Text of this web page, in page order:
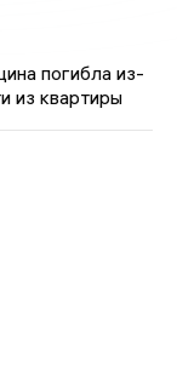
погибла из-
из квартиры